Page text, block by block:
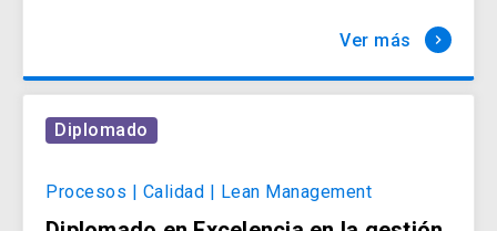
Ver más keyboard_arrow_right
Diplomado
Procesos | Calidad | Lean Management